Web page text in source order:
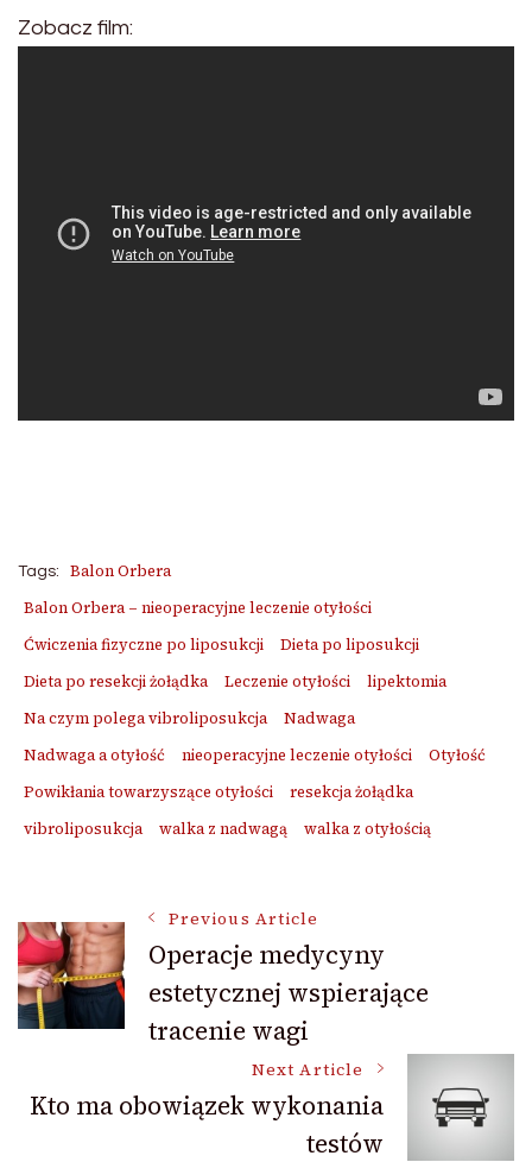
Zobacz film:
Tags:
Balon Orbera
Balon Orbera – nieoperacyjne leczenie otyłości
Ćwiczenia fizyczne po liposukcji
Dieta po liposukcji
Dieta po resekcji żołądka
Leczenie otyłości
lipektomia
Na czym polega vibroliposukcja
Nadwaga
Nadwaga a otyłość
nieoperacyjne leczenie otyłości
Otyłość
Powikłania towarzyszące otyłości
resekcja żołądka
vibroliposukcja
walka z nadwagą walka z otyłością
Post
Navigation
Previous Article
Operacje medycyny
estetycznej wspierające
tracenie wagi
Next Article
Kto ma obowiązek wykonania
testów